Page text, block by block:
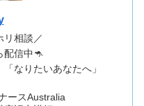
リ相談／
配信中🦘
なりたいあなたへ」
ースAustralia